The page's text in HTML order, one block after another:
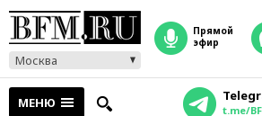
Москва
прямой
эфир
МЕНЮ t.me/